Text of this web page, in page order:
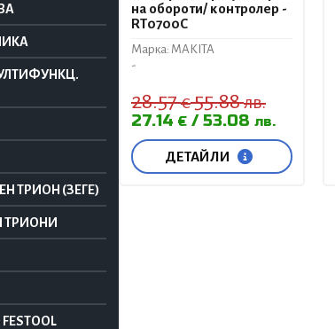
ТРИОН (ЗЕГЕ)
ТРИОНИ
на обороти/ контролер -
RT0700C
Марка: MAKITA
-
28.57€55.88лв.
27.14 € 53.08 лв.
ДЕТАЙЛИ